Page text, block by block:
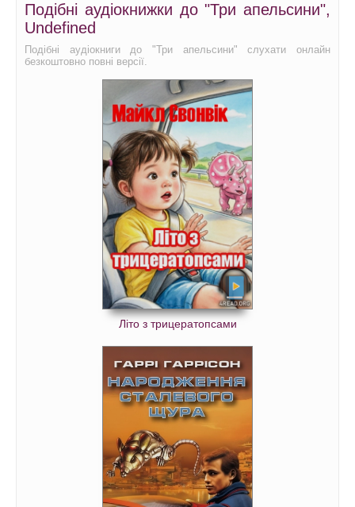
Подібні аудіокнижки до "Три апельсини",
Undefined
Подібні аудіокниги до "Три апельсини" слухати онлайн
безкоштовно повні версії.
Літо з трицератопсами